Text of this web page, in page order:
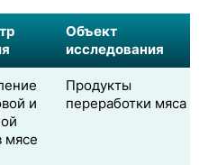
О
Объект
исследования
и
мясе
Продукты
переработки мяса